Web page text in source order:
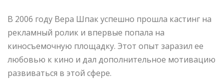
В 2006 году Вера Шпак успешно прошла кастинг на
рекламный ролик и впервые попала на
киносъемочную площадку. Этот опыт заразил ее
любовью к кино и дал дополнительное мотивацию
развиваться в этой сфере.